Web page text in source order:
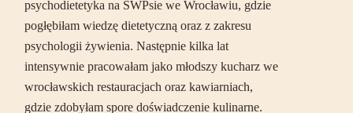
psychodietetyka na SWPsie we Wrocławiu, gdzie
pogłębiłam wiedzę dietetyczną oraz z zakresu
psychologii żywienia. Następnie kilka lat
intensywnie pracowałam jako młodszy kucharz we
wrocławskich restauracjach oraz kawiarniach,
gdzie zdobyłam spore doświadczenie kulinarne.